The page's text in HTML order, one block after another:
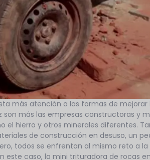
más atención a las formas de
más las empresas constructoras y
el hierro y otros minerales diferentes.
de construcción en desuso, un
todos se enfrentan al mismo reto a
este caso, la mini trituradora de rocas